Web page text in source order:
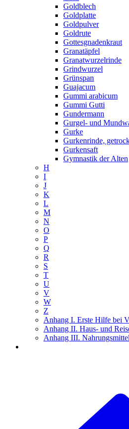
Goldblech
Goldplatte
Goldpulver
Goldrute
Gottesgnadenkraut
Granatäpfel
Granatwurzelrinde
Grindwurzel
Grünspan
Guajacum
Gummi arabicum
Gummi Gutti
Gundermann
Gurgel- und
Gurke
Gurkenrinde,
Gurkensaft
Gymnastik der Alten
H
I
J
K
L
M
N
O
P
Q
R
S
T
U
V
W
Z
Anhang I. Erste Hilfe bei
Anhang II. Haus- und
Anhang III.